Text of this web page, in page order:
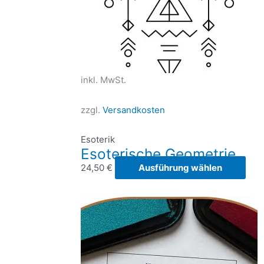
inkl. MwSt.
zzgl. Versandkosten
Esoterik
Esoterische Geometrie
24,50 € Ausführung wählen
auf.
Die